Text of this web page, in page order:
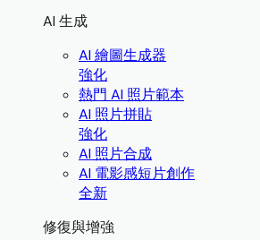
AI 生成
AI 繪圖生成器
強化
熱門 AI 照片範本
AI 照片拼貼
強化
AI 照片合成
AI 電影感短片創作
全新
修復與增強